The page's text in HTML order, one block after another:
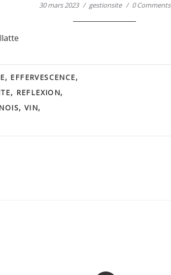
30 mars 2023 gestionsite 0 Comments
, EFFERVESCENCE,
, REFLEXION,
, VIN,